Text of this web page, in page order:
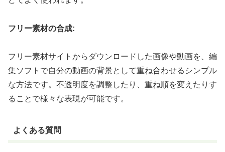
フリー素材の合成:
フリー素材サイトからダウンロードした画像や動画を、編
集ソフトで自分の動画の背景として重ね合わせるシンプル
な方法です。不透明度を調整したり、重ね順を変えたりす
ることで様々な表現が可能です。
よくある質問